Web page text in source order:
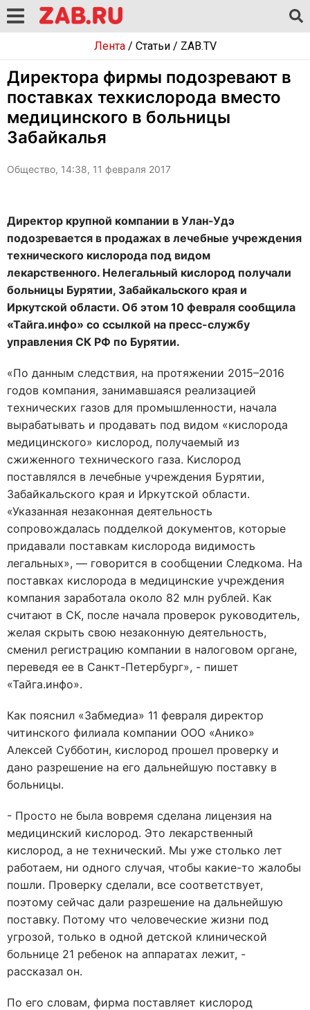
Лента/ Статьи/ ZAB.TV
Директора фирмы подозревают в
поставках техкислорода вместо
медицинского в больницы
Забайкалья
Общество, 14:38, 11 февраля 2017
Директор крупной компании в Улан-Удэ
подозревается в продажах в лечебные учреждения
технического кислорода под видом
лекарственного. Нелегальный кислород получали
больницы Бурятии, Забайкальского края и
Иркутской области. Об этом 10 февраля сообщила
«Тайга.инфо» со ссылкой на пресс-службу
управления СК РФ по Бурятии.
«По данным следствия, на протяжении 2015–2016
годов компания, занимавшаяся реализацией
технических газов для промышленности, начала
вырабатывать и продавать под видом «кислорода
медицинского» кислород, получаемый из
сжиженного технического газа. Кислород
поставлялся в лечебные учреждения Бурятии,
Забайкальского края и Иркутской области.
«Указанная незаконная деятельность
сопровождалась подделкой документов, которые
придавали поставкам кислорода видимость
легальных», — говорится в сообщении Следкома. На
поставках кислорода в медицинские учреждения
компания заработала около 82 млн рублей. Как
считают в СК, после начала проверок руководитель,
желая скрыть свою незаконную деятельность,
сменил регистрацию компании в налоговом органе,
переведя ее в Санкт-Петербург», - пишет
«Тайга.инфо».
Как пояснил «Забмедиа» 11 февраля директор
читинского филиала компании ООО «Анико»
Алексей Субботин, кислород прошел проверку и
дано разрешение на его дальнейшую поставку в
больницы.
- Просто не была вовремя сделана лицензия на
медицинский кислород. Это лекарственный
кислород, а не технический. Мы уже столько лет
работаем, ни одного случая, чтобы какие-то жалобы
пошли. Проверку сделали, все соответствует,
поэтому сейчас дали разрешение на дальнейшую
поставку. Потому что человеческие жизни под
угрозой, только в одной детской клинической
больнице 21 ребенок на аппаратах лежит, -
рассказал он.
По его словам, фирма поставляет кислород